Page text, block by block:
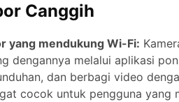
Canggih
yang mendukung Wi-Fi:
dengannya melalui aplikasi
dan berbagi video
cocok untuk pengguna yang